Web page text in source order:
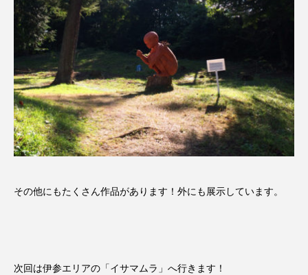
その他にもたくさん作品があります！外にも展示しています。
次回は伊参エリアの「イサマムラ」へ行きます！